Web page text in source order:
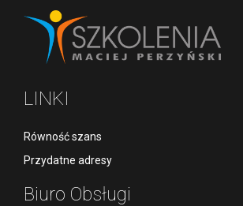
LINKI
Równość szans
Przydatne adresy
Biuro Obsługi